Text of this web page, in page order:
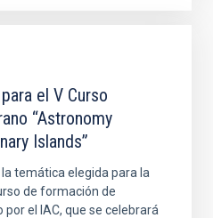
el V Curso
“Astronomy
Islands”
la temática elegida para la
de formación de
el IAC, que se celebrará